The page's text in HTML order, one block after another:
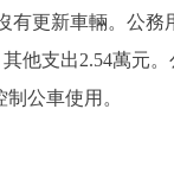
有更新車輛。公
他支出2.54萬元
公車使用。